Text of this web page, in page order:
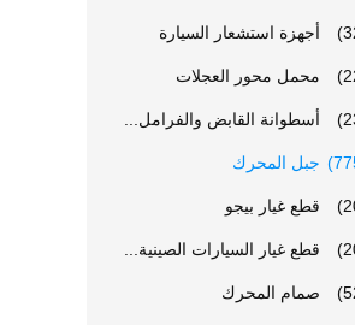
أجهزة استشعار السيارة
محمل محور العجلات
أسطوانة القابض والفرامل...
جبل المحرك
قطع غيار بيجو
قطع غيار السيارات الصينية...
صمام المحرك